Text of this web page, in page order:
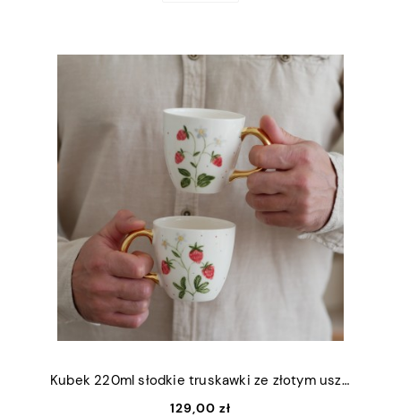
Kubek 220ml słodkie truskawki ze złotym uszkiem
129,00 zł